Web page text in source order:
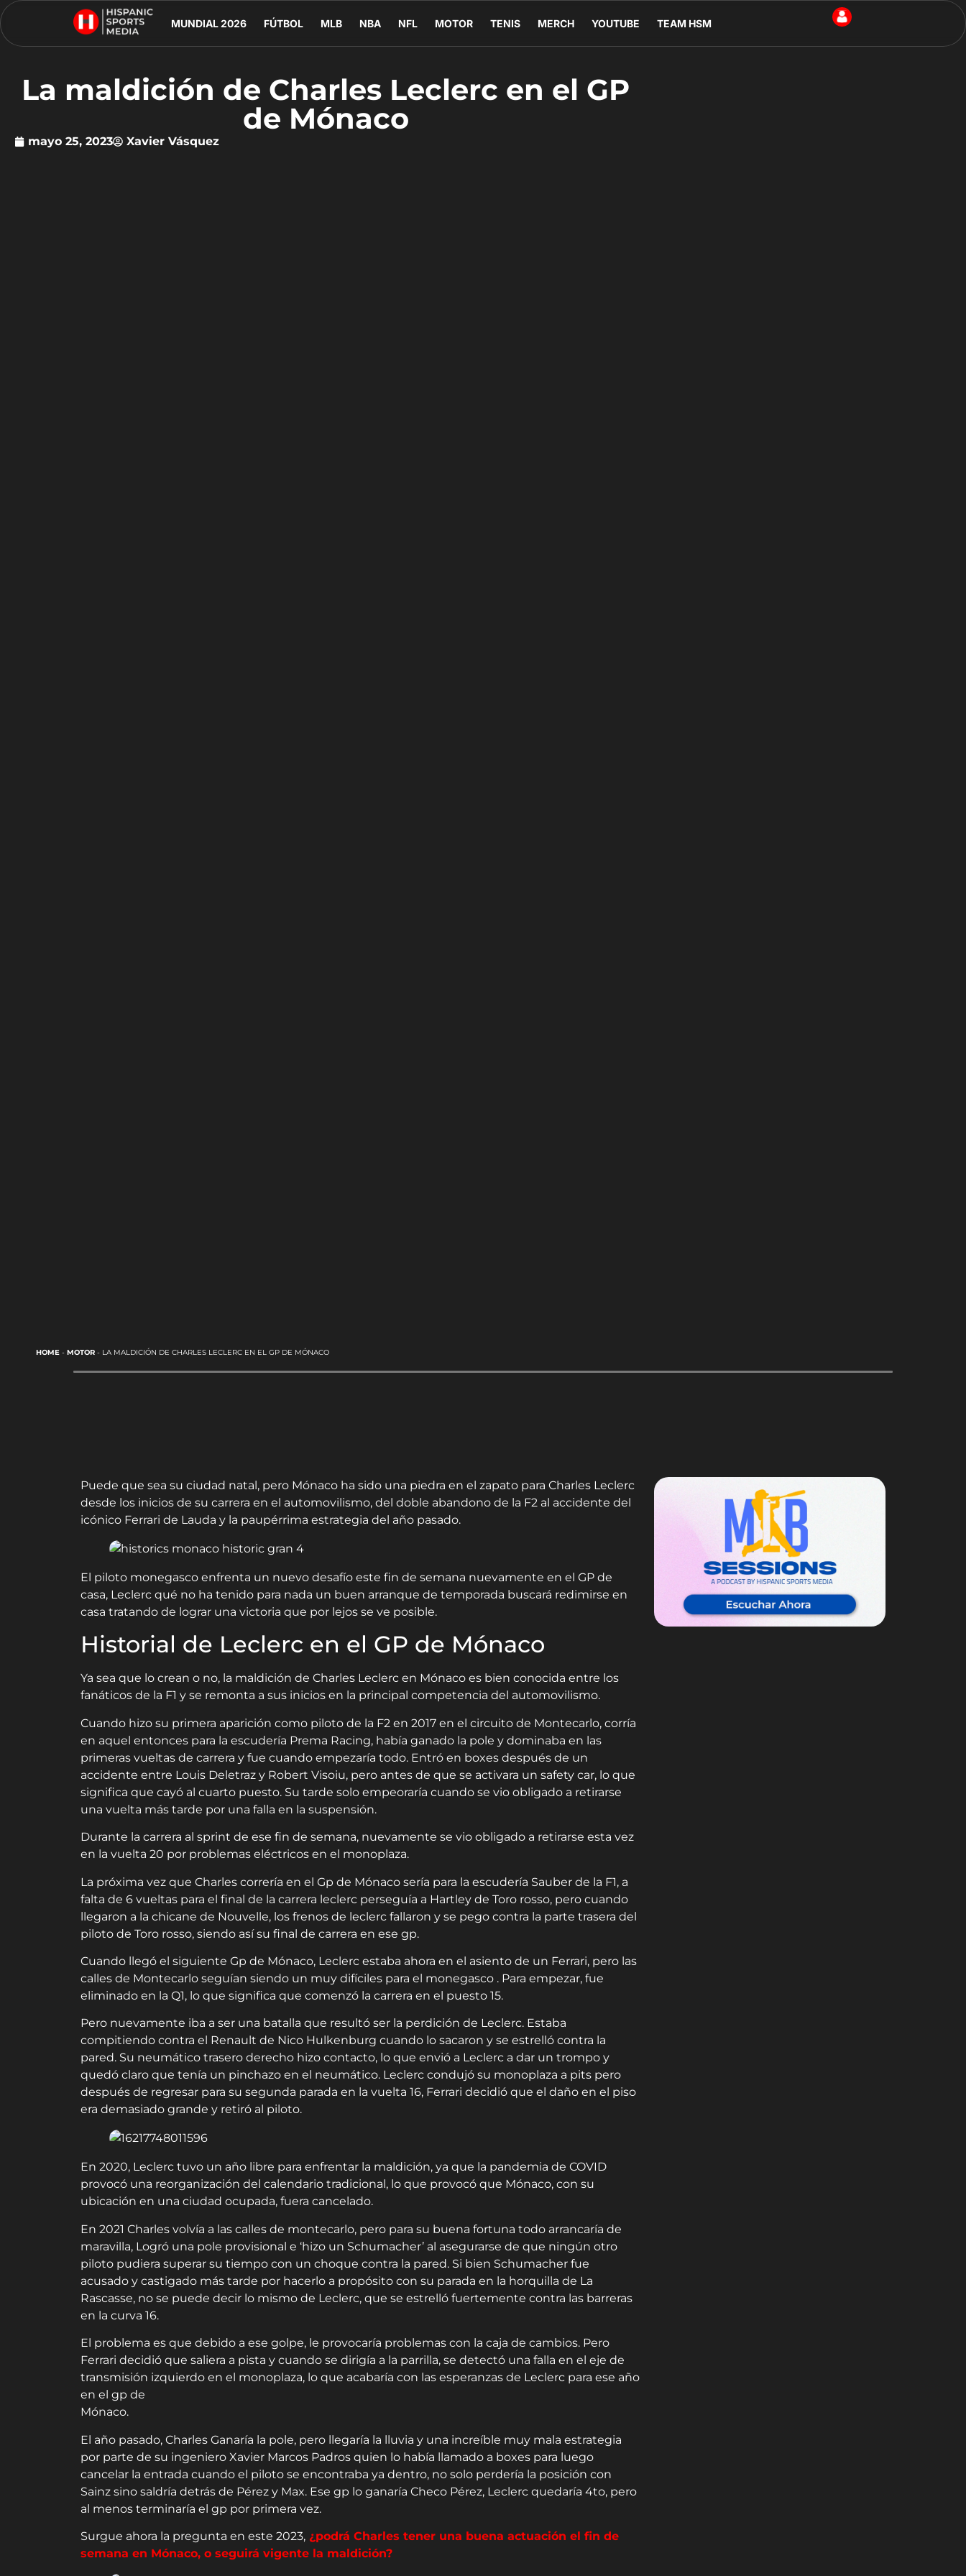
MUNDIAL 2026 FÚTBOL MLB NBA NFL MOTOR TENIS MERCH YOUTUBE TEAM HSM
La maldición de Charles Leclerc en el GP
de Mónaco
mayo 25, 2023 Xavier Vásquez
HOME- MOTOR- LA MALDICIÓN DE CHARLES LECLERC EN EL GP DE MÓNACO
Puede que sea su ciudad natal, pero Mónaco ha sido una piedra en el zapato para Charles Leclerc
desde los inicios de su carrera en el automovilismo, del doble abandono de la F2 al accidente del
icónico Ferrari de Lauda y la paupérrima estrategia del año pasado.
El piloto monegasco enfrenta un nuevo desafío este fin de semana nuevamente en el GP de
casa, Leclerc qué no ha tenido para nada un buen arranque de temporada buscará redimirse en
casa tratando de lograr una victoria que por lejos se ve posible.
Historial de Leclerc en el GP de Mónaco
Ya sea que lo crean o no, la maldición de Charles Leclerc en Mónaco es bien conocida entre los
fanáticos de la F1 y se remonta a sus inicios en la principal competencia del automovilismo.
Cuando hizo su primera aparición como piloto de la F2 en 2017 en el circuito de Montecarlo, corría
en aquel entonces para la escudería Prema Racing, había ganado la pole y dominaba en las
primeras vueltas de carrera y fue cuando empezaría todo. Entró en boxes después de un
accidente entre Louis Deletraz y Robert Visoiu, pero antes de que se activara un safety car, lo que
significa que cayó al cuarto puesto. Su tarde solo empeoraría cuando se vio obligado a retirarse
una vuelta más tarde por una falla en la suspensión.
Durante la carrera al sprint de ese fin de semana, nuevamente se vio obligado a retirarse esta vez
en la vuelta 20 por problemas eléctricos en el monoplaza.
La próxima vez que Charles correría en el Gp de Mónaco sería para la escudería Sauber de la F1, a
falta de 6 vueltas para el final de la carrera leclerc perseguía a Hartley de Toro rosso, pero cuando
llegaron a la chicane de Nouvelle, los frenos de leclerc fallaron y se pego contra la parte trasera del
piloto de Toro rosso, siendo así su final de carrera en ese gp.
Cuando llegó el siguiente Gp de Mónaco, Leclerc estaba ahora en el asiento de un Ferrari, pero las
calles de Montecarlo seguían siendo un muy difíciles para el monegasco . Para empezar, fue
eliminado en la Q1, lo que significa que comenzó la carrera en el puesto 15.
Pero nuevamente iba a ser una batalla que resultó ser la perdición de Leclerc. Estaba
compitiendo contra el Renault de Nico Hulkenburg cuando lo sacaron y se estrelló contra la
pared. Su neumático trasero derecho hizo contacto, lo que envió a Leclerc a dar un trompo y
quedó claro que tenía un pinchazo en el neumático. Leclerc condujó su monoplaza a pits pero
después de regresar para su segunda parada en la vuelta 16, Ferrari decidió que el daño en el piso
era demasiado grande y retiró al piloto.
En 2020, Leclerc tuvo un año libre para enfrentar la maldición, ya que la pandemia de COVID
provocó una reorganización del calendario tradicional, lo que provocó que Mónaco, con su
ubicación en una ciudad ocupada, fuera cancelado.
En 2021 Charles volvía a las calles de montecarlo, pero para su buena fortuna todo arrancaría de
maravilla, Logró una pole provisional e ‘hizo un Schumacher’ al asegurarse de que ningún otro
piloto pudiera superar su tiempo con un choque contra la pared. Si bien Schumacher fue
acusado y castigado más tarde por hacerlo a propósito con su parada en la horquilla de La
Rascasse, no se puede decir lo mismo de Leclerc, que se estrelló fuertemente contra las barreras
en la curva 16.
El problema es que debido a ese golpe, le provocaría problemas con la caja de cambios. Pero
Ferrari decidió que saliera a pista y cuando se dirigía a la parrilla, se detectó una falla en el eje de
transmisión izquierdo en el monoplaza, lo que acabaría con las esperanzas de Leclerc para ese año
en el gp de
Mónaco.
El año pasado, Charles Ganaría la pole, pero llegaría la lluvia y una increíble muy mala estrategia
por parte de su ingeniero Xavier Marcos Padros quien lo había llamado a boxes para luego
cancelar la entrada cuando el piloto se encontraba ya dentro, no solo perdería la posición con
Sainz sino saldría detrás de Pérez y Max. Ese gp lo ganaría Checo Pérez, Leclerc quedaría 4to, pero
al menos terminaría el gp por primera vez.
Surgue ahora la pregunta en este 2023, ¿podrá Charles tener una buena actuación el fin de
semana en Mónaco, o seguirá vigente la maldición?